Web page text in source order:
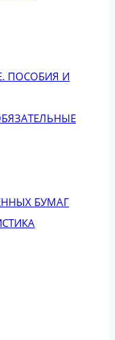
ПОСОБИЯ И
БУМАГ